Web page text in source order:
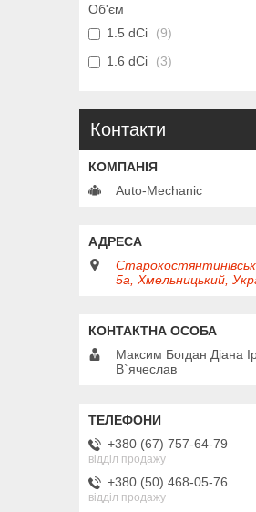
Об'єм
1.5 dCi
9
1.6 dCi
3
Контакти
Auto-Mechanic
5а, Хмельницький,
Максим Богдан Діана
В`ячеслав
+380 (67) 757-64-79
відділ продажу
+380 (50) 468-05-76
відділ продажу